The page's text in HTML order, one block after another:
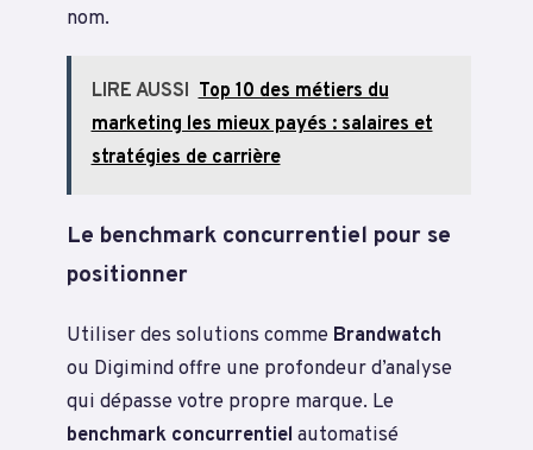
nom.
LIRE AUSSI Top 10 des métiers du
marketing les mieux payés : salaires et
stratégies de carrière
Le benchmark concurrentiel pour se
positionner
Utiliser des solutions comme Brandwatch
ou Digimind offre une profondeur d’analyse
qui dépasse votre propre marque. Le
benchmark concurrentiel automatisé